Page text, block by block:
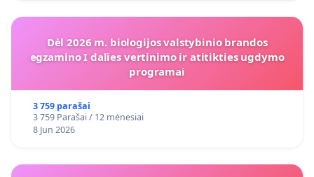
Dėl 2026 m. biologijos valstybinio brandos
egzamino I dalies vertinimo ir atitikties ugdymo
programai
3 759 parašai
3 759 Parašai / 12 mėnesiai
8 Jun 2026